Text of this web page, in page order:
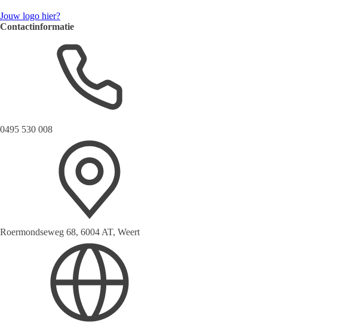
Jouw logo hier?
Contactinformatie
0495 530 008
Roermondseweg 68, 6004 AT, Weert